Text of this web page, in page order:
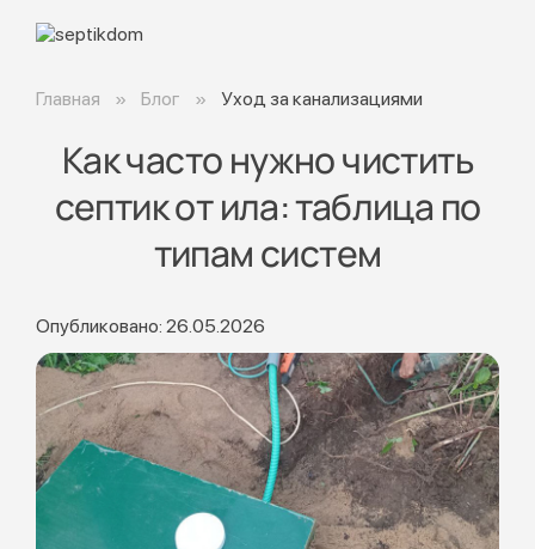
Главная Блог Уход за канализациями
Как часто нужно чистить
септик от ила: таблица по
типам систем
Опубликовано: 26.05.2026